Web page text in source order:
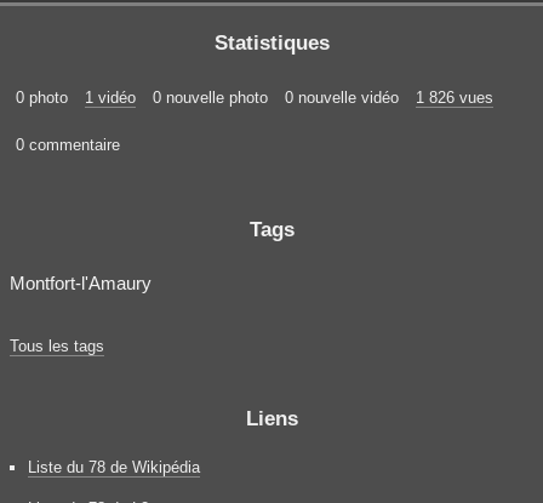
Statistiques
0 photo 1 vidéo 0 nouvelle photo 0 nouvelle vidéo 1 826 vues
0 commentaire
Tags
Montfort-l'Amaury
Tous les tags
Liens
Liste du 78 de Wikipédia